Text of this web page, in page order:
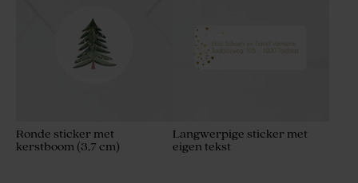
Ronde sticker met
kerstboom (3,7 cm)
Langwerpige sticker met
eigen tekst